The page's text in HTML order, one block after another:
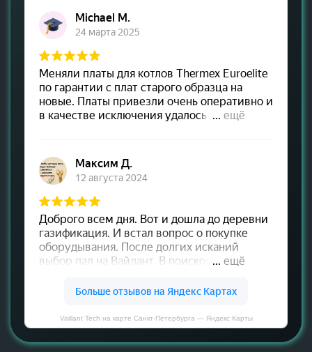
Vaillant Tech на карте Санкт‑Петербурга — Яндекс Карты